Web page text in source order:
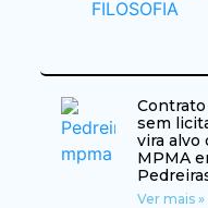
Contrato
sem
vira alvo
MPMA
Ver mais »